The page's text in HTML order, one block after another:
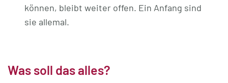
können, bleibt weiter offen. Ein Anfang sind
sie allemal.
Was soll das alles?